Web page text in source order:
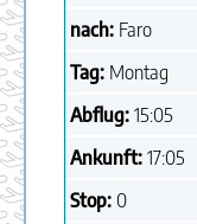
nach: Faro
Tag: Montag
Abflug: 15:05
Ankunft: 17:05
Stop: 0